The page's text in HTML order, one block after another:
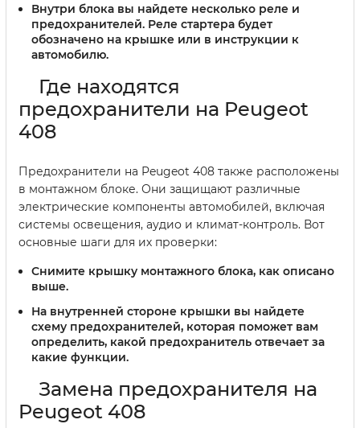
Внутри блока вы найдете несколько реле и
предохранителей. Реле стартера будет
обозначено на крышке или в инструкции к
автомобилю.
Где находятся
предохранители на Peugeot
408
Предохранители на Peugeot 408 также расположены
в монтажном блоке. Они защищают различные
электрические компоненты автомобилей, включая
системы освещения, аудио и климат-контроль. Вот
основные шаги для их проверки:
Снимите крышку монтажного блока, как описано
выше.
На внутренней стороне крышки вы найдете
схему предохранителей, которая поможет вам
определить, какой предохранитель отвечает за
какие функции.
Замена предохранителя на
Peugeot 408